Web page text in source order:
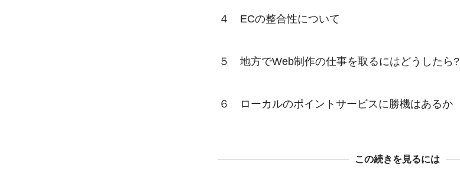
４　ECの整合性について
５　地方でWeb制作の仕事を取るにはどうしたら?
６　ローカルのポイントサービスに勝機はあるか
この続きを見るには